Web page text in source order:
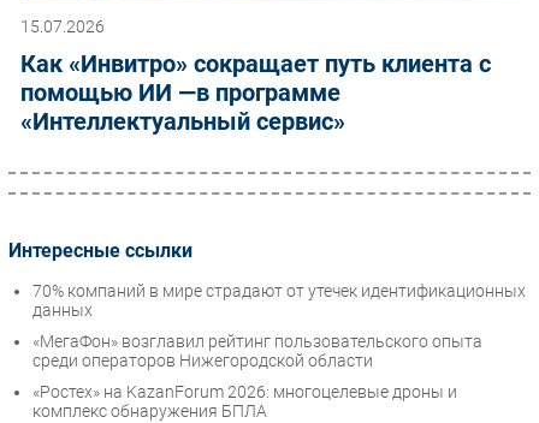
15.07.2026
Как «Инвитро» сокращает путь клиента с
помощью ИИ —в программе
«Интеллектуальный сервис»
Интересные ссылки
70% компаний в мире страдают от утечек идентификационных
данных
«МегаФон» возглавил рейтинг пользовательского опыта
среди операторов Нижегородской области
«Ростех» на KazanForum 2026: многоцелевые дроны и
комплекс обнаружения БПЛА